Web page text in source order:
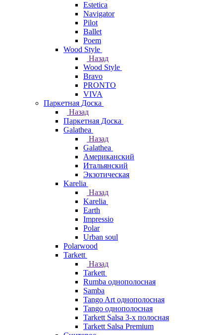
Estetica
Navigator
Pilot
Ballet
Poem
Wood Style
Назад
Wood Style
Bravo
PRONTO
VIVA
Паркетная Доска
Назад
Паркетная Доска
Galathea
Назад
Galathea
Американский
Итальянский
Экзотическая
Karelia
Назад
Karelia
Earth
Impressio
Polar
Urban soul
Polarwood
Tarkett
Назад
Tarkett
Rumba однополосная
Samba
Tango Art однополосная
Tango однополосная
Tarkett Salsa 3-х полосная
Tarkett Salsa Premium